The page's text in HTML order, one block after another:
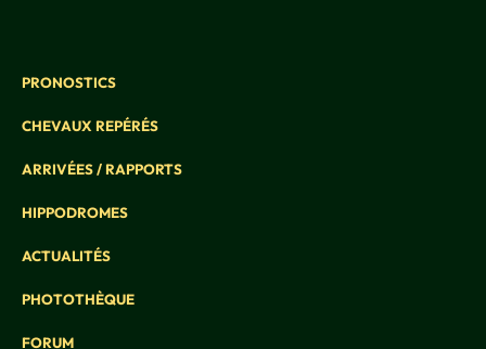
PRONOSTICS
CHEVAUX REPÉRÉS
ARRIVÉES / RAPPORTS
HIPPODROMES
ACTUALITÉS
PHOTOTHÈQUE
FORUM